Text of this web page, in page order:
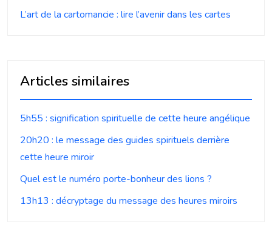
L’art de la cartomancie : lire l’avenir dans les cartes
Articles similaires
5h55 : signification spirituelle de cette heure angélique
20h20 : le message des guides spirituels derrière
cette heure miroir
Quel est le numéro porte-bonheur des lions ?
13h13 : décryptage du message des heures miroirs